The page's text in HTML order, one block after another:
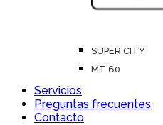
SUPER CITY
MT 60
Servicios
Preguntas frecuentes
Contacto